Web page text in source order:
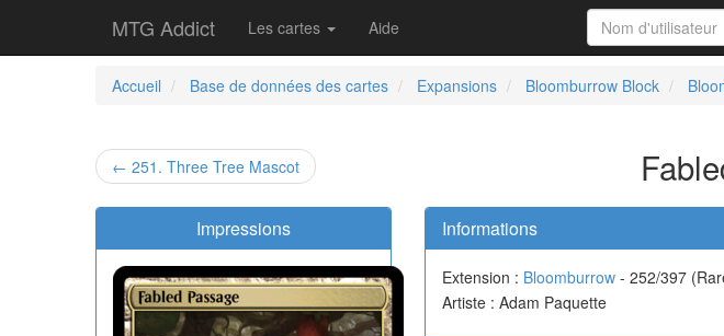
MTG Addict Les cartes Aide
Accueil
Base de données des cartes Expansions Bloomburrow Block
← 251. Three Tree Mascot
Impressions Informations
Extension : Bloomburrow - 252/397
Artiste : Adam Paquette